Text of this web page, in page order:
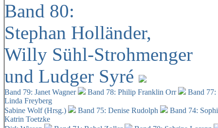
Band 80:
Stephan Holländer,
Willy Sühl-Strohmenger
und Ludger Syré
Band 79: Janet Wagner Band 78: Philip Franklin Orr
Band
Linda Freyberg
Sabine Wolf (Hrsg.)
Band 75: Denise Rudolph
Band 74:
Katrin Toetzke